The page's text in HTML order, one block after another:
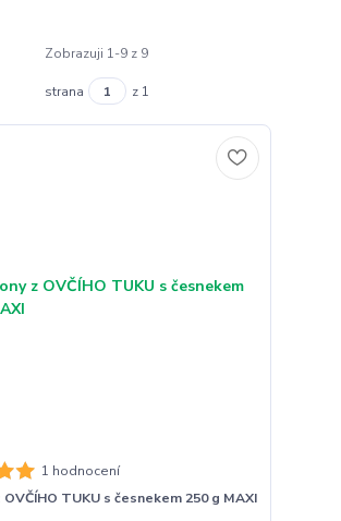
Zobrazuji 1-9 z 9
strana z 1
1 hodnocení
OVČÍHO TUKU s česnekem 250 g MAXI